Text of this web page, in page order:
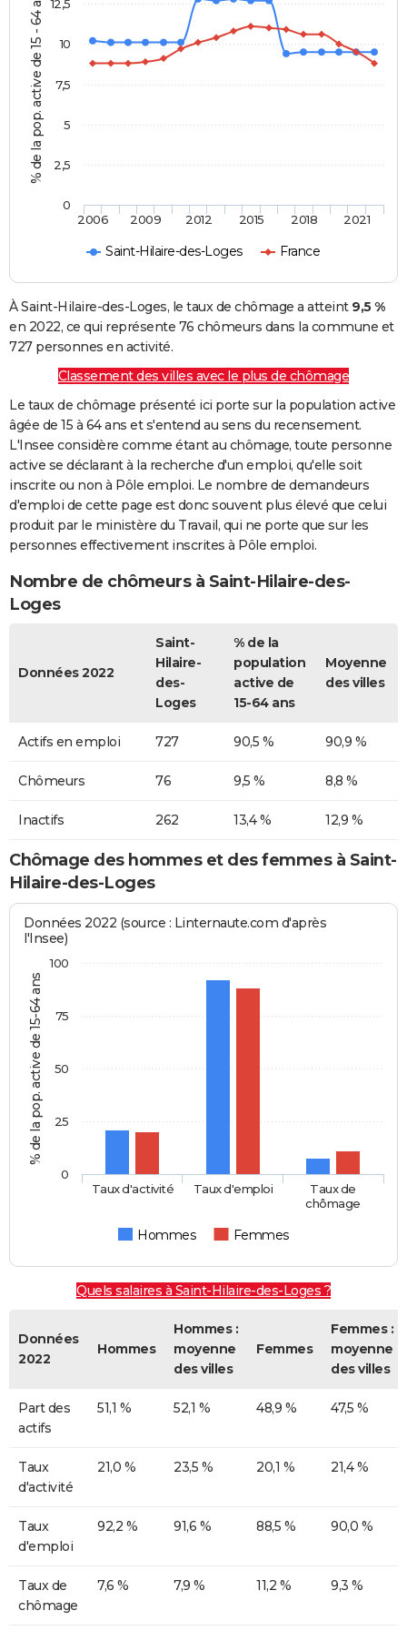
% de la pop. active de 15 - 64 ans
Saint-Hilaire-des-Loges France
2006 2009 2012 2015 2018 2021
0
2,5
5
7,5
10
12,5
À Saint-Hilaire-des-Loges, le taux de chômage a atteint 9,5 %
en 2022, ce qui représente 76 chômeurs dans la commune et
727 personnes en activité.
Classement des villes avec le plus de chômage
Le taux de chômage présenté ici porte sur la population active
âgée de 15 à 64 ans et s'entend au sens du recensement.
L'Insee considère comme étant au chômage, toute personne
active se déclarant à la recherche d'un emploi, qu'elle soit
inscrite ou non à Pôle emploi. Le nombre de demandeurs
d'emploi de cette page est donc souvent plus élevé que celui
produit par le ministère du Travail, qui ne porte que sur les
personnes effectivement inscrites à Pôle emploi.
Nombre de chômeurs à Saint-Hilaire-des-
Loges
Données 2022
Saint-
Hilaire-
des-
Loges
% de la
population
active de
15-64 ans
Moyenne
des villes
Actifs en emploi 727 90,5 % 90,9 %
Chômeurs 76 9,5 % 8,8 %
Inactifs 262 13,4 % 12,9 %
Chômage des hommes et des femmes à Saint-
Hilaire-des-Loges
% de la pop. active de 15-64 ans
Données 2022 (source : Linternaute.com d'après
l'Insee)
Hommes Femmes
Taux d'activité Taux d'emploi
Taux de
chômage
0
25
50
75
100
Quels salaires à Saint-Hilaire-des-Loges ?
Données
2022
Hommes
Hommes :
moyenne
des villes
Femmes
Femmes :
moyenne
des villes
Part des
actifs
51,1 % 52,1 % 48,9 % 47,5 %
Taux
d'activité
21,0 % 23,5 % 20,1 % 21,4 %
Taux
d'emploi
92,2 % 91,6 % 88,5 % 90,0 %
Taux de
chômage
7,6 % 7,9 % 11,2 % 9,3 %